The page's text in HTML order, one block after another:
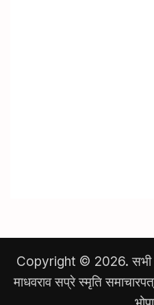
Copyright © 2026. सभी
माधवराव सप्रे स्मृति